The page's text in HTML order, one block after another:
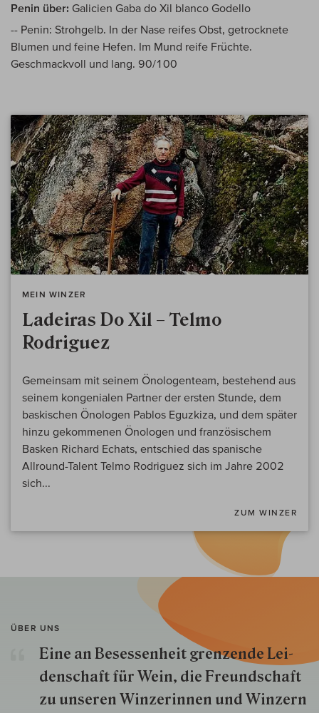
Penin über: Galicien Gaba do Xil blanco Godello
-- Penin: Strohgelb. In der Nase reifes Obst, getrocknete
Blumen und feine Hefen. Im Mund reife Früchte.
Geschmackvoll und lang. 90/100
MEIN WINZER
Ladeiras Do Xil – Telmo
Rodriguez
Gemeinsam mit seinem Önologenteam, bestehend aus
seinem kongenialen Partner der ersten Stunde, dem
baskischen Önologen Pablos Eguzkiza, und dem später
hinzu gekommenen Önologen und französischem
Basken Richard Echats, entschied das spanische
Allround-Talent Telmo Rodriguez sich im Jahre 2002
sich...
ZUM WINZER
ÜBER UNS
Eine an Besessenheit gren­zende Lei­
den­schaft für Wein, die Freund­schaft
zu unseren Win­zer­innen und Win­zern